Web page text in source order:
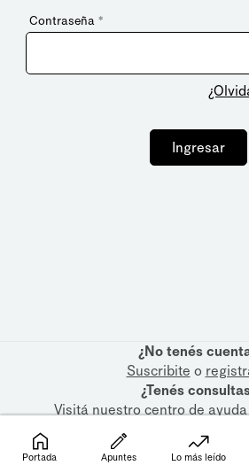
Contraseña *
Ingresar
¿No tenés
Suscribite o
¿Tenés
Visitá nuestrocentro de ayuda
Portada Apuntes Lo más leído